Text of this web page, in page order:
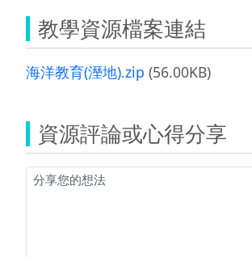
教學資源檔案連結
海洋教育(溼地).zip (56.00KB)
資源評論或心得分享